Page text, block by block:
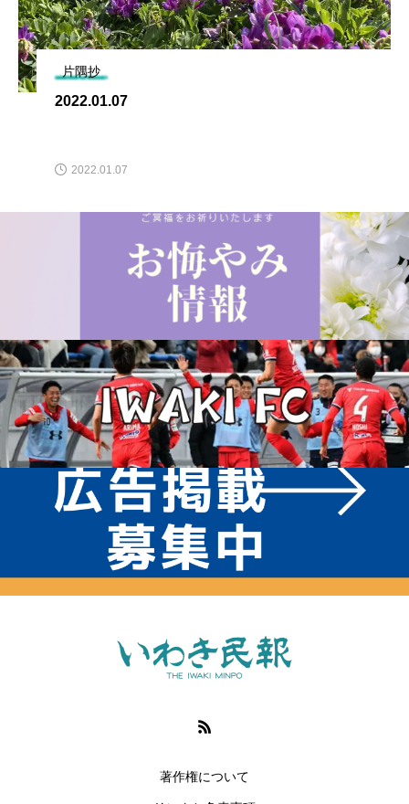
片隅抄
2022.01.07
2022.01.07
著作権について